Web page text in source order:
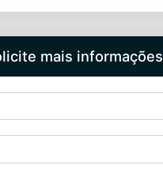
mais informações